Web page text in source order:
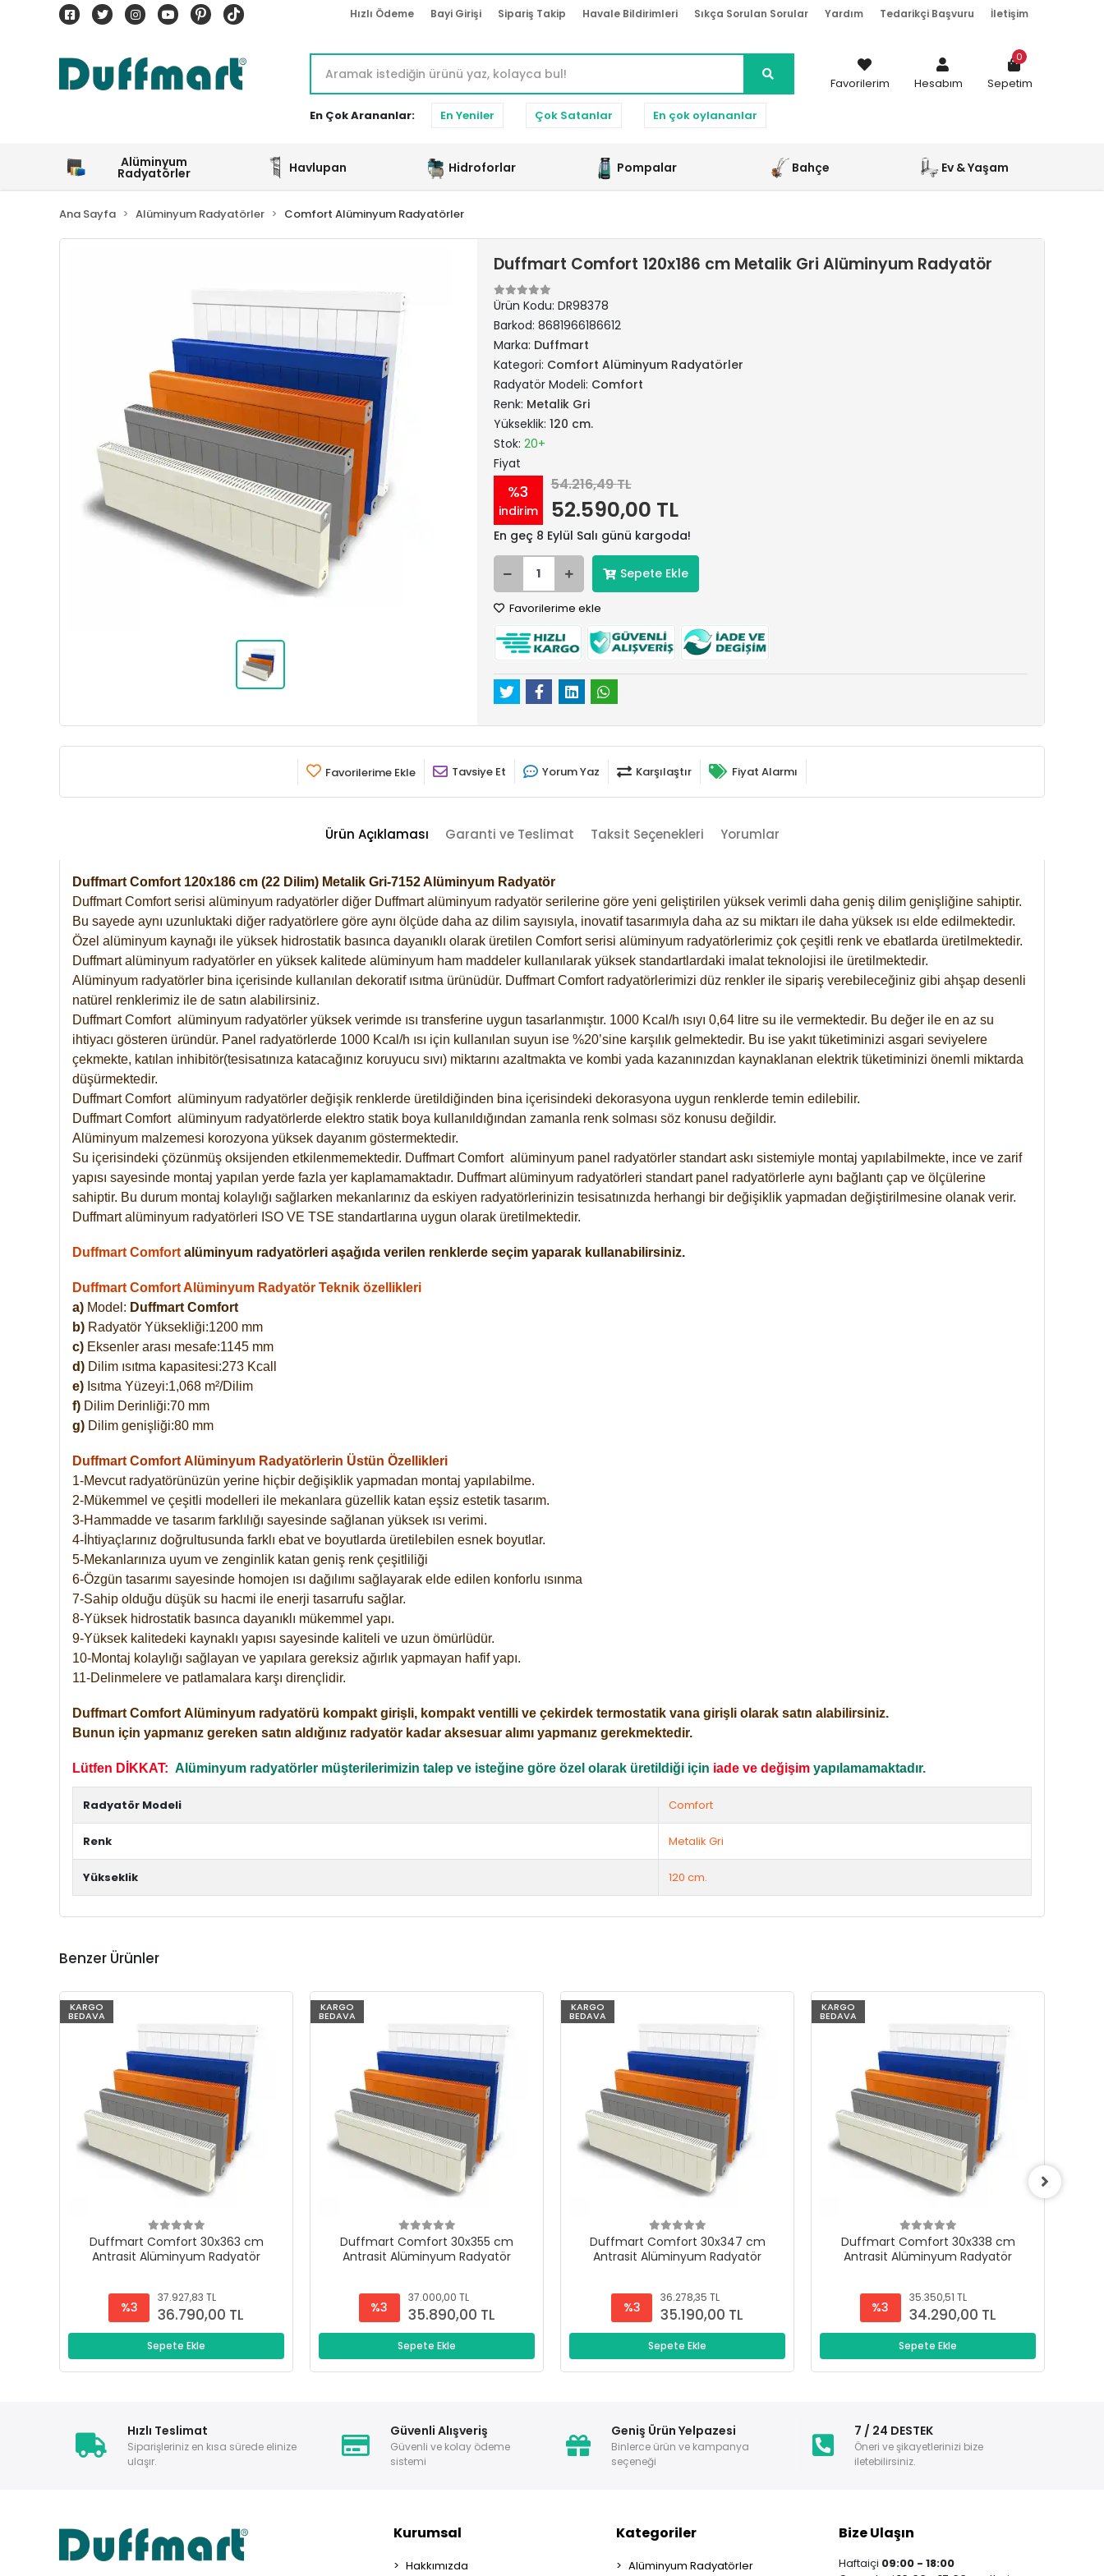
Hızlı Ödeme Bayi Girişi Sipariş Takip Havale Bildirimleri Sıkça Sorulan Sorular Yardım Tedarikçi Başvuru İletişim
En Çok Arananlar: En Yeniler Çok Satanlar En çok oylananlar
Favorilerim Hesabım Sepetim
0
Alüminyum
Radyatörler Havlupan Hidroforlar Pompalar Bahçe Ev & Yaşam
Ana Sayfa Alüminyum Radyatörler Comfort Alüminyum Radyatörler
Duffmart Comfort 120x186 cm Metalik Gri Alüminyum Radyatör
Ürün Kodu: DR98378
Barkod: 8681966186612
Marka: Duffmart
Kategori: Comfort Alüminyum Radyatörler
Radyatör Modeli: Comfort
Renk: Metalik Gri
Yükseklik: 120 cm.
Stok: 20+
Fiyat
%3
indirim
54.216,49 TL
52.590,00 TL
En geç 8 Eylül Salı günü kargoda!
Sepete Ekle
Favorilerime ekle
Favorilerime Ekle Tavsiye Et Yorum Yaz Karşılaştır Fiyat Alarmı
Ürün Açıklaması Garanti ve Teslimat Taksit Seçenekleri Yorumlar
Duffmart Comfort 120x186 cm (22 Dilim) Metalik Gri-7152 Alüminyum Radyatör
Duffmart Comfort serisi alüminyum radyatörler diğer Duffmart alüminyum radyatör serilerine göre yeni geliştirilen yüksek verimli daha geniş dilim genişliğine sahiptir.
Bu sayede aynı uzunluktaki diğer radyatörlere göre aynı ölçüde daha az dilim sayısıyla, inovatif tasarımıyla daha az su miktarı ile daha yüksek ısı elde edilmektedir.
Özel alüminyum kaynağı ile yüksek hidrostatik basınca dayanıklı olarak üretilen Comfort serisi alüminyum radyatörlerimiz çok çeşitli renk ve ebatlarda üretilmektedir.
Duffmart alüminyum radyatörler en yüksek kalitede alüminyum ham maddeler kullanılarak yüksek standartlardaki imalat teknolojisi ile üretilmektedir.
Alüminyum radyatörler bina içerisinde kullanılan dekoratif ısıtma ürünüdür. Duffmart Comfort radyatörlerimizi düz renkler ile sipariş verebileceğiniz gibi ahşap desenli
natürel renklerimiz ile de satın alabilirsiniz.
Duffmart Comfort alüminyum radyatörler yüksek verimde ısı transferine uygun tasarlanmıştır. 1000 Kcal/h ısıyı 0,64 litre su ile vermektedir. Bu değer ile en az su
ihtiyacı gösteren üründür. Panel radyatörlerde 1000 Kcal/h ısı için kullanılan suyun ise %20’sine karşılık gelmektedir. Bu ise yakıt tüketiminizi asgari seviyelere
çekmekte, katılan inhibitör(tesisatınıza katacağınız koruyucu sıvı) miktarını azaltmakta ve kombi yada kazanınızdan kaynaklanan elektrik tüketiminizi önemli miktarda
düşürmektedir.
Duffmart Comfort alüminyum radyatörler değişik renklerde üretildiğinden bina içerisindeki dekorasyona uygun renklerde temin edilebilir.
DuffmartComfort alüminyum radyatörlerde elektro statik boya kullanıldığından zamanla renk solması söz konusu değildir.
Alüminyum malzemesi korozyona yüksek dayanım göstermektedir.
Su içerisindeki çözünmüş oksijenden etkilenmemektedir. DuffmartComfort alüminyum panel radyatörler standart askı sistemiyle montaj yapılabilmekte, ince ve zarif
yapısı sayesinde montaj yapılan yerde fazla yer kaplamamaktadır. Duffmart alüminyum radyatörleri standart panel radyatörlerle aynı bağlantı çap ve ölçülerine
sahiptir. Bu durum montaj kolaylığı sağlarken mekanlarınız da eskiyen radyatörlerinizin tesisatınızda herhangi bir değişiklik yapmadan değiştirilmesine olanak verir.
Duffmart alüminyum radyatörleri ISO VE TSE standartlarına uygun olarak üretilmektedir.
Duffmart Comfort alüminyum radyatörleri aşağıda verilen renklerde seçim yaparak kullanabilirsiniz.
Duffmart Comfort Alüminyum Radyatör Teknik özellikleri
a) Model: Duffmart Comfort
b) Radyatör Yüksekliği:1200 mm
c) Eksenler arası mesafe:1145 mm
d) Dilim ısıtma kapasitesi:273 Kcall
e) Isıtma Yüzeyi:1,068 m²/Dilim
f) Dilim Derinliği:70 mm
g) Dilim genişliği:80 mm
Duffmart Comfort Alüminyum Radyatörlerin Üstün Özellikleri
1-Mevcut radyatörünüzün yerine hiçbir değişiklik yapmadan montaj yapılabilme.
2-Mükemmel ve çeşitli modelleri ile mekanlara güzellik katan eşsiz estetik tasarım.
3-Hammadde ve tasarım farklılığı sayesinde sağlanan yüksek ısı verimi.
4-İhtiyaçlarınız doğrultusunda farklı ebat ve boyutlarda üretilebilen esnek boyutlar.
5-Mekanlarınıza uyum ve zenginlik katan geniş renk çeşitliliği
6-Özgün tasarımı sayesinde homojen ısı dağılımı sağlayarak elde edilen konforlu ısınma
7-Sahip olduğu düşük su hacmi ile enerji tasarrufu sağlar.
8-Yüksek hidrostatik basınca dayanıklı mükemmel yapı.
9-Yüksek kalitedeki kaynaklı yapısı sayesinde kaliteli ve uzun ömürlüdür.
10-Montaj kolaylığı sağlayan ve yapılara gereksiz ağırlık yapmayan hafif yapı.
11-Delinmelere ve patlamalara karşı dirençlidir.
Duffmart Comfort Alüminyum radyatörü kompakt girişli, kompakt ventilli ve çekirdek termostatik vana girişli olarak satın alabilirsiniz.
Bunun için yapmanız gereken satın aldığınız radyatör kadar aksesuar alımı yapmanız gerekmektedir.
Lütfen DİKKAT: Alüminyum radyatörler müşterilerimizin talep ve isteğine göre özel olarak üretildiği için iade ve değişim yapılamamaktadır.
Radyatör Modeli Comfort
Renk Metalik Gri
Yükseklik 120 cm.
Benzer Ürünler
KARGO
BEDAVA
Duffmart Comfort 30x363 cm
Antrasit Alüminyum Radyatör
%3
37.927,83 TL
36.790,00 TL
Sepete Ekle
KARGO
BEDAVA
Duffmart Comfort 30x355 cm
Antrasit Alüminyum Radyatör
%3
37.000,00 TL
35.890,00 TL
Sepete Ekle
KARGO
BEDAVA
Duffmart Comfort 30x347 cm
Antrasit Alüminyum Radyatör
%3
36.278,35 TL
35.190,00 TL
Sepete Ekle
KARGO
BEDAVA
Duffmart Comfort 30x338 cm
Antrasit Alüminyum Radyatör
%3
35.350,51 TL
34.290,00 TL
Sepete Ekle
Hızlı Teslimat
Siparişleriniz en kısa sürede elinize
ulaşır.
Güvenli Alışveriş
Güvenli ve kolay ödeme
sistemi
Geniş Ürün Yelpazesi
Binlerce ürün ve kampanya
seçeneği
7 / 24 DESTEK
Öneri ve şikayetlerinizi bize
iletebilirsiniz.
Kurumsal
Hakkımızda
Kategoriler
Alüminyum Radyatörler
Bize Ulaşın
Haftaiçi 09:00 - 18:00